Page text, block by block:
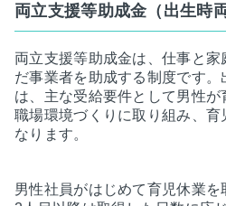
両立支援等助成金（出生時
両立支援等助成金は、仕事と
だ事業者を助成する制度です
は、主な受給要件として男性
職場環境づくりに取り組み、育
なります。
男性社員がはじめて育児休業を